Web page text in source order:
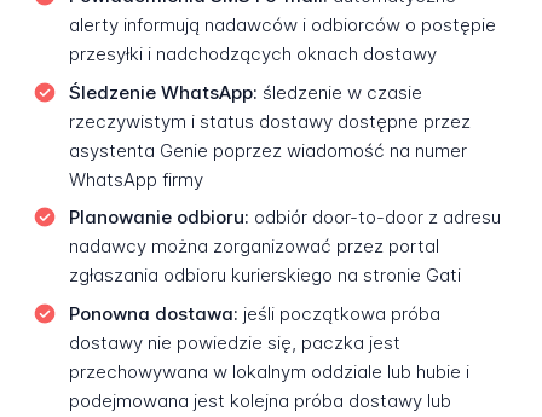
alerty informują nadawców i odbiorców o postępie
przesyłki i nadchodzących oknach dostawy
Śledzenie WhatsApp: śledzenie w czasie
rzeczywistym i status dostawy dostępne przez
asystenta Genie poprzez wiadomość na numer
WhatsApp firmy
Planowanie odbioru: odbiór door-to-door z adresu
nadawcy można zorganizować przez portal
zgłaszania odbioru kurierskiego na stronie Gati
Ponowna dostawa: jeśli początkowa próba
dostawy nie powiedzie się, paczka jest
przechowywana w lokalnym oddziale lub hubie i
podejmowana jest kolejna próba dostawy lub